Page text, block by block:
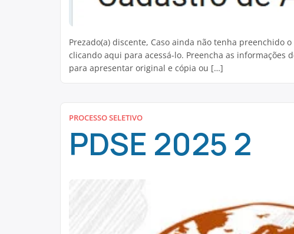
Prezado(a) discente, Caso ainda não tenha preenchido
clicando aqui para acessá-lo. Preencha as informações
para apresentar original e cópia ou […]
PROCESSO SELETIVO
PDSE 2025 2